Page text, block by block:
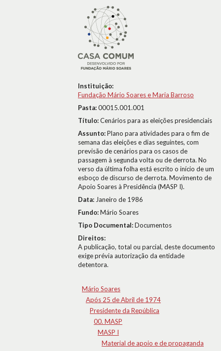
Instituição:
Fundação Mário Soares e Maria Barroso
Pasta:00015.001.001
Título:Cenários para as eleições presidenciais
Assunto:Plano para atividades para o fim de
semana das eleições e dias seguintes, com
previsão de cenários para os casos de
passagem à segunda volta ou de derrota. No
verso da última folha está escrito o início de um
esboço de discurso de derrota. Movimento de
Apoio Soares à Presidência (MASP I).
Data: Janeiro de 1986
Fundo:Mário Soares
Tipo Documental:Documentos
Direitos:
A publicação, total ou parcial, deste documento
exige prévia autorização da entidade
detentora.
Mário Soares
Após 25 de Abril de 1974
Presidente da República
00. MASP
MASP I
Material de apoio e de propaganda